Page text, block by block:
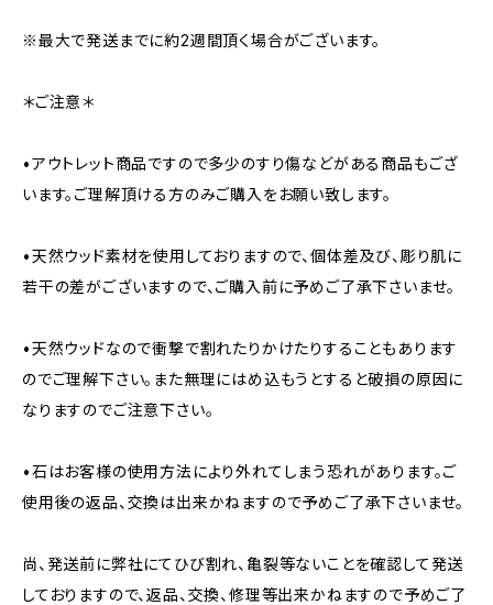
※最大で発送までに約2週間頂く場合がございます。
＊ご注意＊
•アウトレット商品ですので多少のすり傷などがある商品もござ
います。ご理解頂ける方のみご購入をお願い致します。
•天然ウッド素材を使用しておりますので、個体差及び、彫り肌に
若干の差がございますので、ご購入前に予めご了承下さいませ。
•天然ウッドなので衝撃で割れたりかけたりすることもあります
のでご理解下さい。また無理にはめ込もうとすると破損の原因に
なりますのでご注意下さい。
•石はお客様の使用方法により外れてしまう恐れがあります。ご
使用後の返品、交換は出来かねますので予めご了承下さいませ。
尚、発送前に弊社にてひび割れ、亀裂等ないことを確認して発送
しておりますので、返品、交換、修理等出来かねますので予めご了